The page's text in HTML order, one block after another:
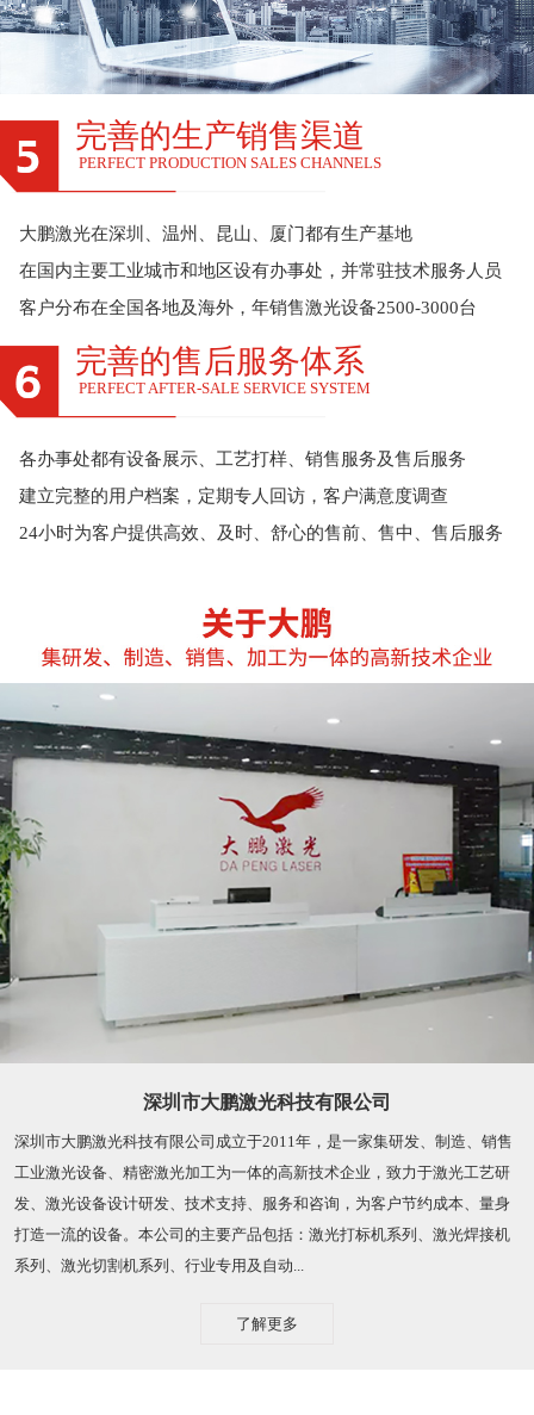
完善的生产销售渠道
PERFECT PRODUCTION SALES CHANNELS
大鹏激光在深圳、温州、昆山、厦门都有生产基地
在国内主要工业城市和地区设有办事处，并常驻技术服务人员
客户分布在全国各地及海外，年销售激光设备2500-3000台
完善的售后服务体系
PERFECT AFTER-SALE SERVICE SYSTEM
各办事处都有设备展示、工艺打样、销售服务及售后服务
建立完整的用户档案，定期专人回访，客户满意度调查
24小时为客户提供高效、及时、舒心的售前、售中、售后服务
深圳市大鹏激光科技有限公司
深圳市大鹏激光科技有限公司成立于2011年，是一家集研发、制造、销售
工业激光设备、精密激光加工为一体的高新技术企业，致力于激光工艺研
发、激光设备设计研发、技术支持、服务和咨询，为客户节约成本、量身
打造一流的设备。本公司的主要产品包括：激光打标机系列、激光焊接机
系列、激光切割机系列、行业专用及自动...
了解更多